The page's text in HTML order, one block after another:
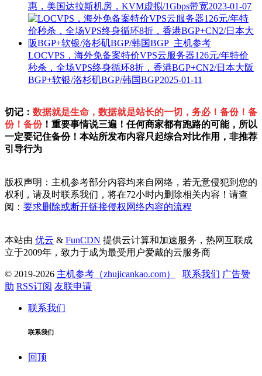
惠，美国达拉斯机房，KVM虚拟/1Gbps带宽2023-01-07
LOCVPS，海外免备案特价VPS云服务器126元/年特价
秒杀，全场VPS终身循环8折，香港BGP+CN2/日本大阪
BGP+软银/洛杉矶BGP/韩国BGP2025-01-11
切记： 数据就是生命，数据就是站长的一切，务必！备份！备
份！备份！重要事情说三遍！任何商家都有跑路的可能，所以
一定要记住备份！本站所发布内容只起综合对比作用，非推荐
引导行为
版权声明：主机参考部分内容均来自网络，若无意侵犯到您的
权利，请及时联系我们，将在72小时内删除相关内容！请查
阅： 要求删除或断开链接侵权网络内容的流程
本站由 优云 & FunCDN 提供云计算和加速服务，热网互联成
立于2009年，致力于成为最受用户爱戴的云服务商
© 2019-2026 主机参考（zhujicankao.com） 联系我们 广告赞
助 RSS订阅 友联申请
联系我们
联系我们
回顶